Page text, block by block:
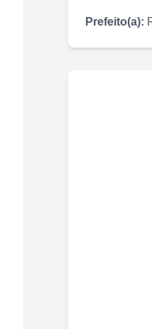
Prefeito(a):